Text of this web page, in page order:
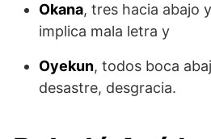
Okana, tres hacia abajo
implica mala letra y
Oyekun, todos boca
desastre, desgracia.